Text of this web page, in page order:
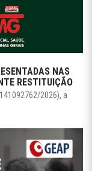
NAS
RESTITUIÇÃO
2026), a